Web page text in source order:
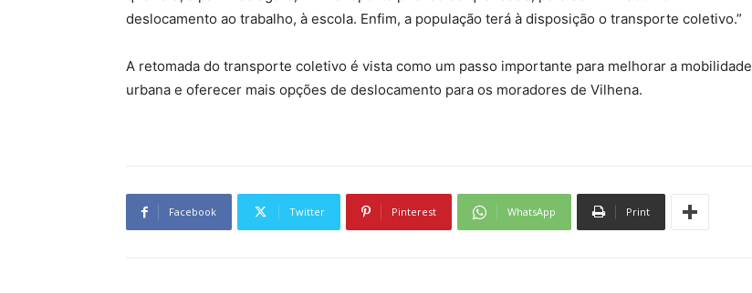
deslocamento ao trabalho, à escola. Enfim, a população terá à disposição o transporte coletivo.”
A retomada do transporte coletivo é vista como um passo importante para melhorar a mobilidade
urbana e oferecer mais opções de deslocamento para os moradores de Vilhena.
Facebook Twitter Pinterest WhatsApp Print